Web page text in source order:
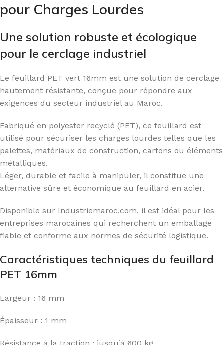
pour Charges Lourdes
Une solution robuste et écologique
pour le cerclage industriel
Le feuillard PET vert 16mm est une solution de cerclage
hautement résistante, conçue pour répondre aux
exigences du secteur industriel au Maroc.
Fabriqué en polyester recyclé (PET), ce feuillard est
utilisé pour sécuriser les charges lourdes telles que les
palettes, matériaux de construction, cartons ou éléments
métalliques.
Léger, durable et facile à manipuler, il constitue une
alternative sûre et économique au feuillard en acier.
Disponible sur Industriemaroc.com, il est idéal pour les
entreprises marocaines qui recherchent un emballage
fiable et conforme aux normes de sécurité logistique.
Caractéristiques techniques du feuillard
PET 16mm
Largeur : 16 mm
Épaisseur : 1 mm